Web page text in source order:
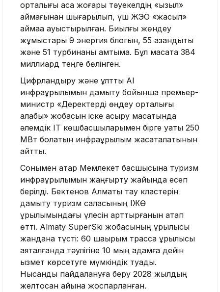
орталығы аса жоғары тәуекелдің «қызыл»
аймағынан шығарылып, үш ЖЭО «жасыл»
аймаққа ауыстырылған. Биылғы жөндеу
жұмыстары 9 энергия блогын, 55 қазандықты
және 51 турбинаны қамтымақ. Бұл мақсатқа 384
миллиард теңге бөлінген.
Цифрландыру және ұлттық АІ
инфрақұрылымын дамыту бойынша премьер-
министр «Деректерді өңдеу орталығы
алқабы» жобасын іске асыру мақсатында
әлемдік ІТ көшбасшыларымен бірге қуаты 250
МВт болатын инфрақұрылым жасақталатынын
айтты.
Сонымен қатар Мемлекет басшысына туризм
инфрақұрылымын жаңғырту жайында есеп
берілді. Бектенов Алматы тау кластерін
дамыту туризм саласының ІЖӨ
құрылымындағы үлесін арттырғанын атап
өтті. Almaty SuperSki жобасының құрылысы
жандана түсті: 60 шақырым трасса құрылысы
аяқталғанда тәулігіне 10 мың адамға дейін
қызмет көрсетуге мүмкіндік туады.
Нысанды пайдалануға беру 2028 жылдың
желтоқсан айына жоспарланған.